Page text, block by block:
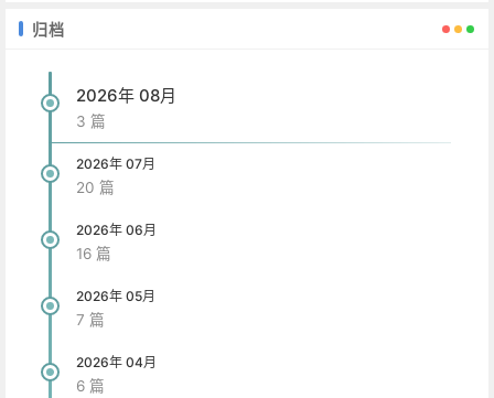
归档
2026年 08月
3 篇
2026年 07月
20 篇
2026年 06月
16 篇
2026年 05月
7 篇
2026年 04月
6 篇